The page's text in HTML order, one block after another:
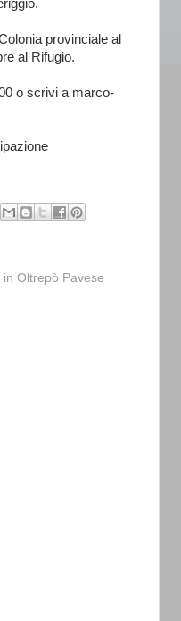
provinciale al
al Rifugio.
o scrivi a marco-
Oltrepò Pavese